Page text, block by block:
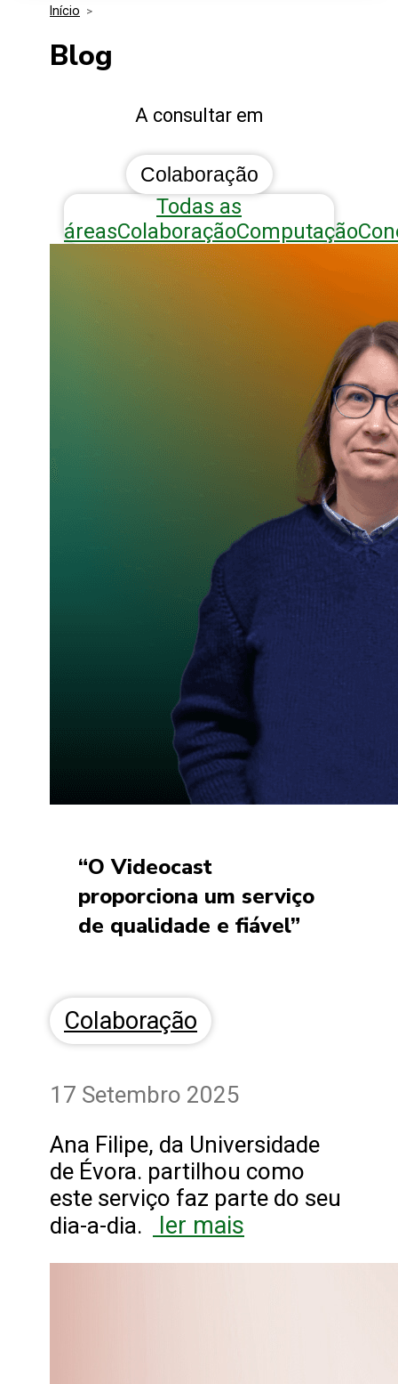
Media Kit
Entidades Ligadas
Eventos
Início >
Blog
A consultar em
Colaboração
Todas as
áreasColaboraçãoComputação
“O Videocast
proporciona um serviço
de qualidade e fiável”
Colaboração
17 Setembro 2025
Ana Filipe, da Universidade
de Évora. partilhou como
este serviço faz parte do seu
dia-a-dia.
ler mais